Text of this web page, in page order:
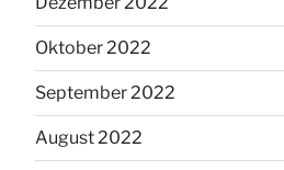
Oktober 2022
September 2022
August 2022